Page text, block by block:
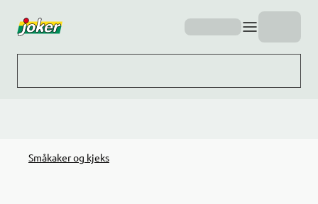
Småkaker og kjeks